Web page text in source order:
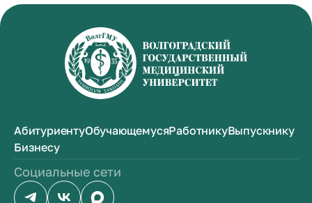
АбитуриентуОбучающемусяРаботникуВыпускнику
Бизнесу
Социальные сети